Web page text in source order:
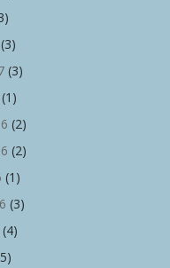
(3)
(1)
(2)
(2)
(1)
(3)
(4)